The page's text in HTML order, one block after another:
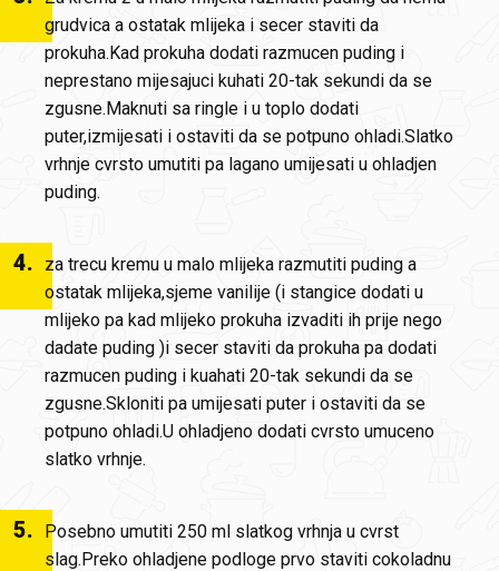
grudvica a ostatak mlijeka i secer staviti da
prokuha.Kad prokuha dodati razmucen puding i
neprestano mijesajuci kuhati 20-tak sekundi da se
zgusne.Maknuti sa ringle i u toplo dodati
puter,izmijesati i ostaviti da se potpuno ohladi.Slatko
vrhnje cvrsto umutiti pa lagano umijesati u ohladjen
puding.
4.
za trecu kremu u malo mlijeka razmutiti puding a
ostatak mlijeka,sjeme vanilije (i stangice dodati u
mlijeko pa kad mlijeko prokuha izvaditi ih prije nego
dadate puding )i secer staviti da prokuha pa dodati
razmucen puding i kuahati 20-tak sekundi da se
zgusne.Skloniti pa umijesati puter i ostaviti da se
potpuno ohladi.U ohladjeno dodati cvrsto umuceno
slatko vrhnje.
5.
Posebno umutiti 250 ml slatkog vrhnja u cvrst
slag.Preko ohladjene podloge prvo staviti cokoladnu